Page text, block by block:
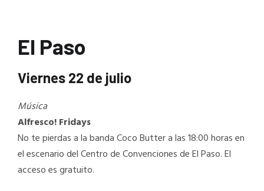
El Paso
Viernes 22 de julio
Música
Alfresco! Fridays
No te pierdas a la banda Coco Butter a las 18:00 horas en
el escenario del Centro de Convenciones de El Paso. El
acceso es gratuito.